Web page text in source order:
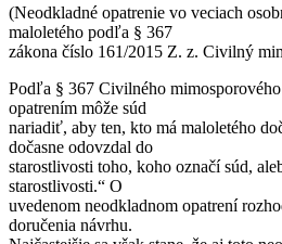
(Neodkladné opatrenie vo veciach
maloletého podľa § 367
zákona číslo 161/2015 Z. z. Civilný
Podľa § 367 Civilného
opatrením môže súd
nariadiť, aby ten, kto má maloletého
dočasne odovzdal do
starostlivosti toho, koho označí súd,
starostlivosti.“ O
uvedenom neodkladnom opatrení
doručenia návrhu.